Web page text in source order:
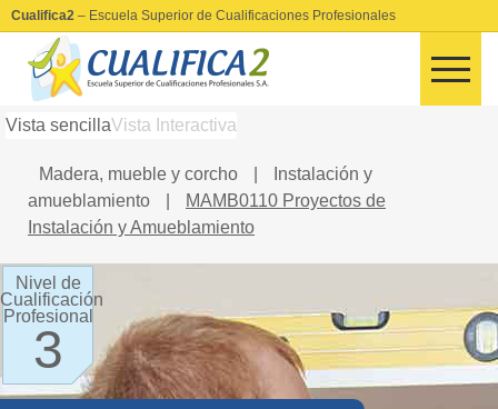
Cualifica2 – Escuela Superior de Cualificaciones Profesionales
Vista sencillaVista Interactiva
Madera, mueble y corcho
Instalación y
amueblamiento
MAMB0110 Proyectos de
Instalación y Amueblamiento
Nivel de
Cualificación
Profesional
3